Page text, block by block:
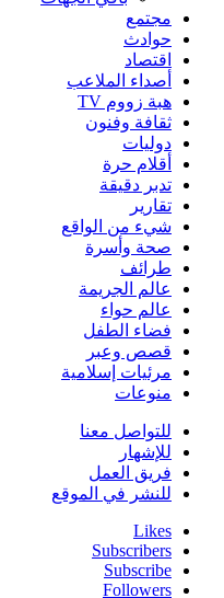
مجتمع
حوادث
اقتصاد
أصداء الملاعب
هبة زووم TV
ثقافة وفنون
دوليات
أقلام حرة
تدبر دقيقة
تقارير
شيء من الواقع
صحة وأسرة
طرائف
عالم الجريمة
عالم حواء
فضاء الطفل
قصص وعبر
مرئيات إسلامية
منوعات
للتواصل معنا
للإشهار
فريق العمل
للنشر في الموقع
Likes
Subscribers
Subscribe
Followers